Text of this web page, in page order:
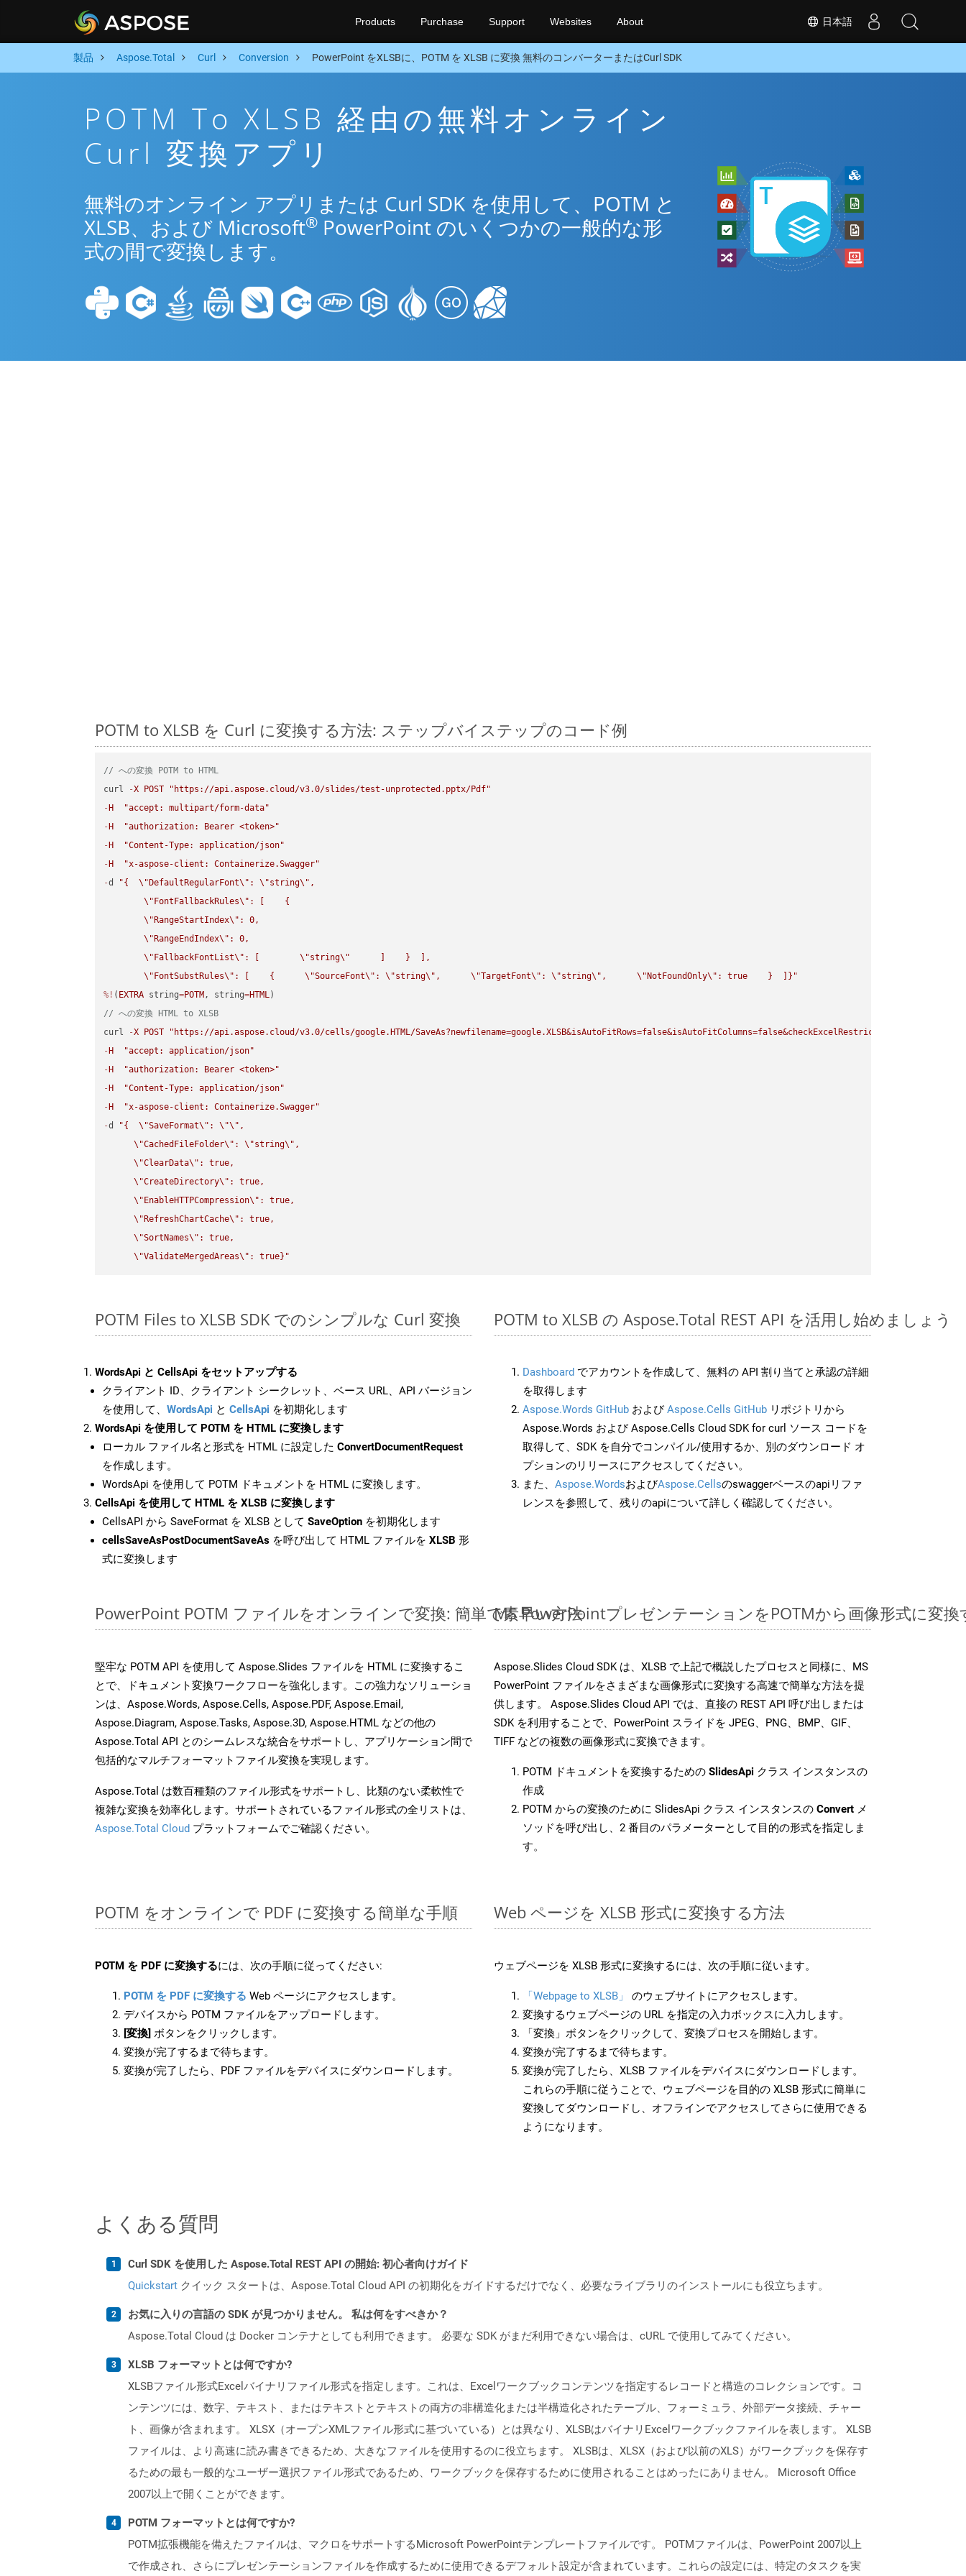
日本語
Products Purchase Support Websites About
製品 Aspose.Total Curl Conversion PowerPoint をXLSBに、POTM を XLSB に変換 無料のコンバーターまたはCurl SDK
POTM To XLSB 経由の無料オンライン
Curl 変換アプリ
無料のオンライン アプリまたは Curl SDK を使用して、POTM と
XLSB、および Microsoft® PowerPoint のいくつかの一般的な形
式の間で変換します。
POTM to XLSB を Curl に変換する方法: ステップバイステップのコード例
// への変換 POTM to HTML
curl
-X POST
"https://api.aspose.cloud/v3.0/slides/test-unprotected.pptx/Pdf"
- H
"accept: multipart/form-data"
- H
"authorization: Bearer <token>"
- H
"Content-Type: application/json"
- H
"x-aspose-client: Containerize.Swagger"
-d "{ \" DefaultRegularFont\" : \"string\" ,
\" FontFallbackRules\" : [    {
\" RangeStartIndex\" : 0,
\" RangeEndIndex\" : 0,
\" FallbackFontList\" : [ \"string\"
      ]    }  ],
\" FontSubstRules\" : [    { \"SourceFont\" : \"string\" , \"TargetFont\" : \"string\" , \" NotFoundOnly\" : true    }  ]}"
%! ( EXTRA string=POTM , string=HTML
// への変換 HTML to XLSB
curl
-X POST
"https://api.aspose.cloud/v3.0/cells/google.HTML/SaveAs?newfilename=google.XLSB&isAutoFitRows=false&isAutoFitColumns=false&checkExcelRestriction=true"
- H
"accept: application/json"
- H
"authorization: Bearer <token>"
- H
"Content-Type: application/json"
- H
"x-aspose-client: Containerize.Swagger"
-d "{ \"SaveFormat\" : \"\" ,
\"CachedFileFolder\" : \"string\" ,
\"ClearData\" : true,
\"CreateDirectory\" : true,
\" EnableHTTPCompression\" : true,
\" RefreshChartCache\" : true,
\"SortNames\" : true,
\"ValidateMergedAreas\" : true}"
POTM Files to XLSB SDK でのシンプルな Curl 変換
WordsApi と CellsApi をセットアップする
クライアント ID、クライアント シークレット、ベース URL、API バージョン
を使用して、 WordsApi と CellsApi を初期化します
WordsApi を使用して POTM を HTML に変換します
ローカル ファイル名と形式を HTML に設定した ConvertDocumentRequest
を作成します。
WordsApi を使用して POTM ドキュメントを HTML に変換します。
CellsApi を使用して HTML を XLSB に変換します
CellsAPI から SaveFormat を XLSB として SaveOption を初期化します
cellsSaveAsPostDocumentSaveAs を呼び出して HTML ファイルを XLSB 形
式に変換します
POTM to XLSB の Aspose.Total REST API を活用し始めましょう
Dashboard でアカウントを作成して、無料の API 割り当てと承認の詳細
を取得します
Aspose.Words GitHub およびAspose.Cells GitHub リポジトリから
Aspose.Words および Aspose.Cells Cloud SDK for curl ソース コードを
取得して、SDK を自分でコンパイル/使用するか、別のダウンロード オ
プションのリリースにアクセスしてください。
また、 Aspose.WordsおよびAspose.Cellsのswaggerベースのapiリファ
レンスを参照して、残りのapiについて詳しく確認してください。
PowerPoint POTM ファイルをオンラインで変換: 簡単で素早い方法
堅牢な POTM API を使用して Aspose.Slides ファイルを HTML に変換するこ
とで、ドキュメント変換ワークフローを強化します。この強力なソリューショ
ンは、Aspose.Words, Aspose.Cells, Aspose.PDF, Aspose.Email,
Aspose.Diagram, Aspose.Tasks, Aspose.3D, Aspose.HTML などの他の
Aspose.Total API とのシームレスな統合をサポートし、アプリケーション間で
包括的なマルチフォーマットファイル変換を実現します。
Aspose.Total は数百種類のファイル形式をサポートし、比類のない柔軟性で
複雑な変換を効率化します。サポートされているファイル形式の全リストは、
Aspose.Total Cloud プラットフォームでご確認ください。
MS PowerPointプレゼンテーションをPOTMから画像形式に変
Aspose.Slides Cloud SDK は、XLSB で上記で概説したプロセスと同様に、MS
PowerPoint ファイルをさまざまな画像形式に変換する高速で簡単な方法を提
供します。 Aspose.Slides Cloud API では、直接の REST API 呼び出しまたは
SDK を利用することで、PowerPoint スライドを JPEG、PNG、BMP、GIF、
TIFF などの複数の画像形式に変換できます。
POTM ドキュメントを変換するための SlidesApi クラス インスタンスの
作成
POTM からの変換のために SlidesApi クラス インスタンスの Convert メ
ソッドを呼び出し、2 番目のパラメーターとして目的の形式を指定しま
す。
POTM をオンラインで PDF に変換する簡単な手順
POTM を PDF に変換するには、次の手順に従ってください:
POTM を PDF に変換する Web ページにアクセスします。
デバイスから POTM ファイルをアップロードします。
[変換] ボタンをクリックします。
変換が完了するまで待ちます。
変換が完了したら、PDF ファイルをデバイスにダウンロードします。
Web ページを XLSB 形式に変換する方法
ウェブページを XLSB 形式に変換するには、次の手順に従います。
「Webpage to XLSB」
のウェブサイトにアクセスします。
変換するウェブページの URL を指定の入力ボックスに入力します。
「変換」ボタンをクリックして、変換プロセスを開始します。
変換が完了するまで待ちます。
変換が完了したら、XLSB ファイルをデバイスにダウンロードします。
これらの手順に従うことで、ウェブページを目的の XLSB 形式に簡単に
変換してダウンロードし、オフラインでアクセスしてさらに使用できる
ようになります。
よくある質問
Curl SDK を使用した Aspose.Total REST API の開始: 初心者向けガイド
Quickstart クイック スタートは、Aspose.Total Cloud API の初期化をガイドするだけでなく、必要なライブラリのインストールにも役立ちます。
お気に入りの言語の SDK が見つかりません。 私は何をすべきか？
Aspose.Total Cloud は Docker コンテナとしても利用できます。 必要な SDK がまだ利用できない場合は、cURL で使用してみてください。
XLSB フォーマットとは何ですか?
XLSBファイル形式Excelバイナリファイル形式を指定します。これは、Excelワークブックコンテンツを指定するレコードと構造のコレクションです。コ
ンテンツには、数字、テキスト、またはテキストとテキストの両方の非構造化または半構造化されたテーブル、フォーミュラ、外部データ接続、チャー
ト、画像が含まれます。 XLSX（オープンXMLファイル形式に基づいている）とは異なり、XLSBはバイナリExcelワークブックファイルを表します。 XLSB
ファイルは、より高速に読み書きできるため、大きなファイルを使用するのに役立ちます。 XLSBは、XLSX（および以前のXLS）がワークブックを保存す
るための最も一般的なユーザー選択ファイル形式であるため、ワークブックを保存するために使用されることはめったにありません。 Microsoft Office
2007以上で開くことができます。
POTM フォーマットとは何ですか?
POTM拡張機能を備えたファイルは、マクロをサポートするMicrosoft PowerPointテンプレートファイルです。 POTMファイルは、PowerPoint 2007以上
で作成され、さらにプレゼンテーションファイルを作成するために使用できるデフォルト設定が含まれています。これらの設定には、特定のタスクを実